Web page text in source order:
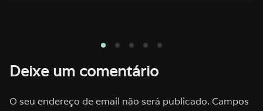
3 4 5
Deixe um comentário
O seu endereço de email não será publicado. Campos